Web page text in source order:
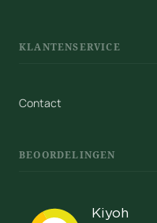
KLANTENSERVICE
Contact
BEOORDELINGEN